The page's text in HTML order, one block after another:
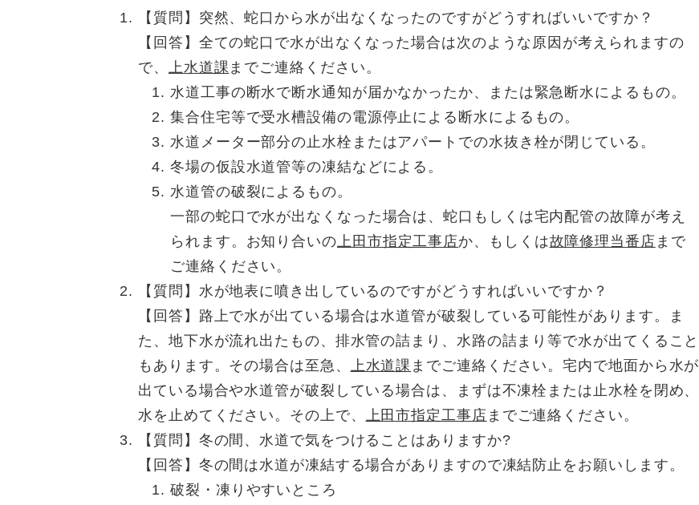
【質問】突然、蛇口から水が出なくなったのですがどうすればいいですか？
【回答】全ての蛇口で水が出なくなった場合は次のような原因が考えられますの
で、
上水道課 までご連絡ください。
水道工事の断水で断水通知が届かなかったか、または緊急断水によるもの。
集合住宅等で受水槽設備の電源停止による断水によるもの。
水道メーター部分の止水栓またはアパートでの水抜き栓が閉じている。
冬場の仮設水道管等の凍結などによる。
水道管の破裂によるもの。
一部の蛇口で水が出なくなった場合は、蛇口もしくは宅内配管の故障が考え
られます。お知り合いの 上田市指定工事店か、もしくは故障修理当番店 まで
ご連絡ください。
【質問】水が地表に噴き出しているのですがどうすればいいですか？
【回答】路上で水が出ている場合は水道管が破裂している可能性があります。ま
た、地下水が流れ出たもの、排水管の詰まり、水路の詰まり等で水が出てくること
もあります。その場合は至急、
上水道課 までご連絡ください。宅内で地面から水が
出ている場合や水道管が破裂している場合は、まずは不凍栓または止水栓を閉め、
水を止めてください。その上で、
上田市指定工事店 までご連絡ください。
【質問】冬の間、水道で気をつけることはありますか?
【回答】冬の間は水道が凍結する場合がありますので凍結防止をお願いします。
破裂・凍りやすいところ